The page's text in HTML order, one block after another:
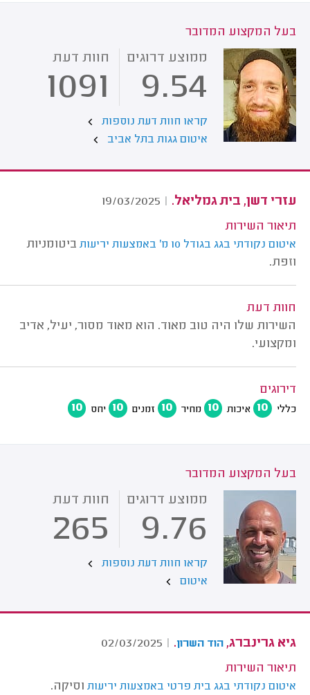
בעל המקצוע המדובר
ממוצע דרוגים
9.54
חוות דעת
1091
קראו חוות דעת נוספות
איטום גגות בתל אביב
עזרי דשן, בית גמליאל. |
19/03/2025
תיאור השירות
איטום נקודתי בגג בגודל 10 מ' באמצעות יריעות
ביטומניות
וזפת.
חוות דעת
השירות שלו היה טוב מאוד. הוא מאוד מסור, יעיל, אדיב
ומקצועי.
דירוגים
כללי 10 איכות 10 מחיר 10 זמנים 10 יחס 10
בעל המקצוע המדובר
ממוצע דרוגים
9.76
חוות דעת
265
קראו חוות דעת נוספות
איטום
גיא גרינברג, הוד השרון.
|
02/03/2025
תיאור השירות
איטום נקודתי בגג בית פרטי באמצעות יריעות וסיקה.